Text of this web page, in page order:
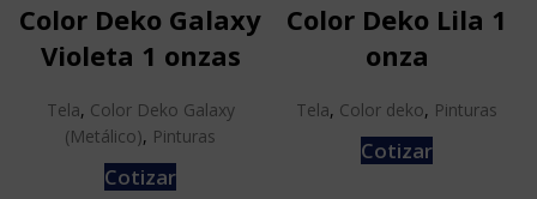
Color Deko Galaxy
Violeta 1 onzas
Tela, Color Deko Galaxy
(Metálico), Pinturas
Cotizar
Color Deko Lila 1
onza
Tela, Color deko, Pinturas
Cotizar